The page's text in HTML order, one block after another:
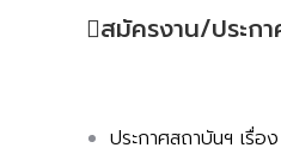
สมัครงาน/ประก
ประกาศสถาบันฯ เรื่